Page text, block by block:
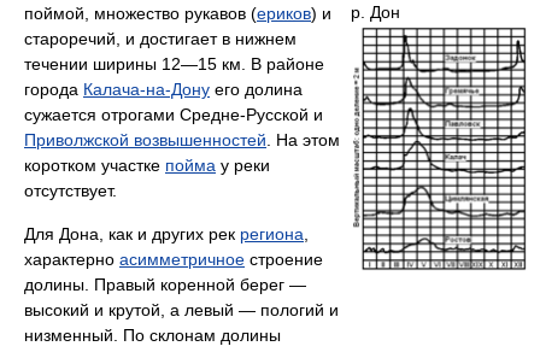
р. Дон
поймой, множество рукавов (ериков) и
староречий, и достигает в нижнем
течении ширины 12—15 км. В районе
города Калача-на-Дону его долина
сужается отрогами Средне-Русской и
Приволжской возвышенностей. На этом
коротком участке пойма у реки
отсутствует.
Для Дона, как и других рек региона,
характерно асимметричное строение
долины. Правый коренной берег —
высокий и крутой, а левый — пологий и
низменный. По склонам долины